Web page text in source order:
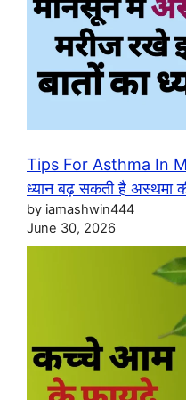
Tips For Asthma In
ध्यान बढ़ सकती है अस्थमा
by iamashwin444
June 30, 2026